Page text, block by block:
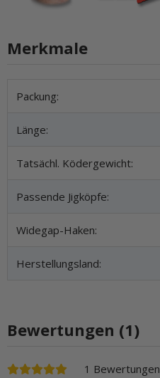
Merkmale
Produkteigenschaft
Wert
Packung:
Länge:
Tatsächl. Ködergewicht:
Passende Jigköpfe:
Widegap-Haken:
Herstellungsland:
Bewertungen (1)
1 Bewertungen